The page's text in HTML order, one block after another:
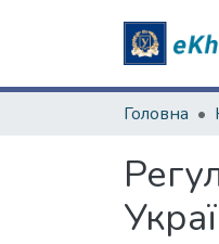
Головна